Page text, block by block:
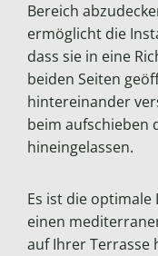
Bereich
ermöglicht die
dass sie in eine
beiden Seiten
hintereinander
beim aufschieben
hineingelassen.
Es ist die
einen
auf Ihrer Terrasse